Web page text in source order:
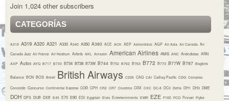
Join 1,024 other subscribers
CATEGORÍAS
A318 A319 A320 A321 A330 A340 A350 A380 ACE ACK AEP Aeroméxico AGP Air Asia Air Canada Air
Canada Jazz Air France Air Nostrum Airbnb AKL Amazon American Airlines AMS ANC Anécdotas ARN
ASP Autos AYQ B717 B733 B734 B738 B73W B744 B752 B762 B763 B772 B773 B77W B787 Bagbnb
Balance BCN BOS Brexit British Airways C206 CAG CAI Cathay Pacific CDG Compras
Concorde Concurso Continental Express COR CPH CR2 CR7 Cruceros CRX CXC DC-8 DC3 Delta DH1 DH3 DME
DOH DPS DUB DXB E45 E70 E90 EDI Egyptair Elvis Entretenimiento EWR EZE F100 FCO Finnair Flybe